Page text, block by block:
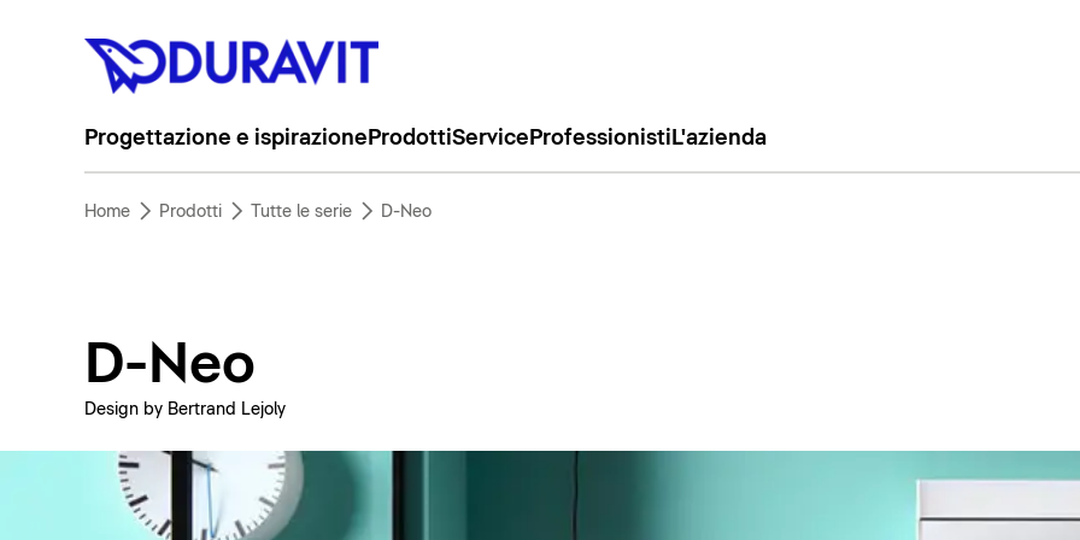
Progettazione e ispirazione ProdottiService Professionisti L'azienda
Home Prodotti Tutte le serie D-Neo
D-Neo
Design by Bertrand Lejoly